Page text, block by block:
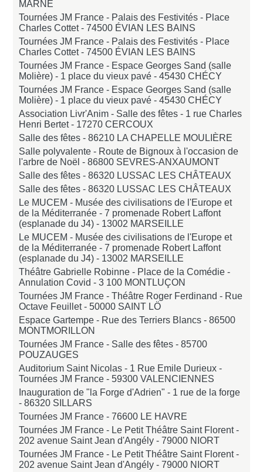
MARNE
Tournées JM France - Palais des Festivités - Place
Charles Cottet -74500 ÉVIAN LES BAINS
Tournées JM France - Palais des Festivités - Place
Charles Cottet -74500 ÉVIAN LES BAINS
Tournées JM France - Espace Georges Sand (salle
Molière) - 1 place du vieux pavé -45430 CHÉCY
Tournées JM France - Espace Georges Sand (salle
Molière) - 1 place du vieux pavé -45430 CHÉCY
Association Livr'Anim - Salle des fêtes - 1 rue Charles
Henri Bertet - 17270 CERCOUX
Salle des fêtes -86210 LA CHAPELLE MOULIÈRE
Salle polyvalente - Route de Bignoux à l'occasion de
l'arbre de Noël -86800 SEVRES-ANXAUMONT
Salle des fêtes -86320 LUSSAC LES CHÂTEAUX
Salle des fêtes -86320 LUSSAC LES CHÂTEAUX
Le MUCEM - Musée des civilisations de l'Europe et
de la Méditerranée - 7 promenade Robert Laffont
(esplanade du J4) - 13002 MARSEILLE
Le MUCEM - Musée des civilisations de l'Europe et
de la Méditerranée - 7 promenade Robert Laffont
(esplanade du J4) - 13002 MARSEILLE
Théâtre Gabrielle Robinne - Place de la Comédie -
Annulation Covid -3 100 MONTLUÇON
Tournées JM France - Théâtre Roger Ferdinand - Rue
Octave Feuillet -50000 SAINT LÖ
Espace Gartempe - Rue des Terriers Blancs -86500
MONTMORILLON
Tournées JM France - Salle des fêtes -85700
POUZAUGES
Auditorium Saint Nicolas - 1 Rue Emile Durieux -
Tournées JM France -59300 VALENCIENNES
Inauguration de "la Forge d'Adrien" - 1 rue de la forge
-86320 SILLARS
Tournées JM France -76600 LE HAVRE
Tournées JM France - Le Petit Théâtre Saint Florent -
202 avenue Saint Jean d'Angély -79000 NIORT
Tournées JM France - Le Petit Théâtre Saint Florent -
202 avenue Saint Jean d'Angély -79000 NIORT